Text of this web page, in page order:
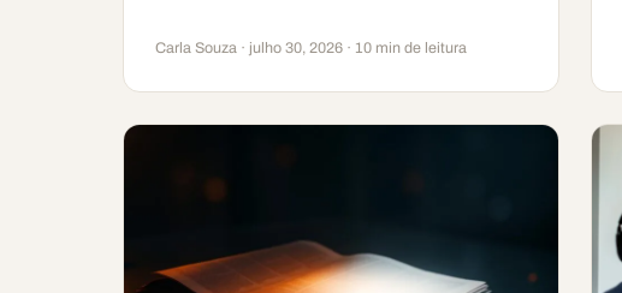
Carla Souza · julho 30, 2026 · 10 min de leitura